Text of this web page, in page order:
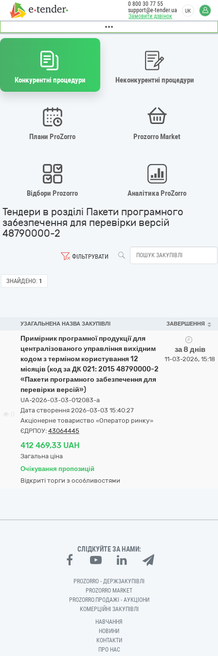
Замовити дзвінок
0 800 30 77 55
support@e-tender.ua
UK
Конкурентні процедури Неконкурентні процедури
Плани ProZorro Prozorro Market
Відбори Prozorro Аналітика ProZorro
Тендери в розділі Пакети програмного
забезпечення для перевірки версій
48790000-2
ФІЛЬТРУВАТИ
ЗНАЙДЕНО: 1
УЗАГАЛЬНЕНА НАЗВА ЗАКУПІВЛІ ЗАВЕРШЕННЯ
Примірник програмної продукції для
централізованого управління вихідним
кодом з терміном користування 12
місяців (код за ДК 021: 2015 48790000-2
«Пакети програмного забезпечення для
перевірки версій»)
UA-2026-03-03-012083-a
Дата створення 2026-03-03 15:40:27
Акціонерне товариство «Оператор ринку»
ЄДРПОУ: 43064445
412 469,33 UAH
Загальна ціна
Очікування пропозицій
Відкриті торги з особливостями
за 8 днів
11-03-2026, 15:18
СЛІДКУЙТЕ ЗА НАМИ:
PROZORRO - ДЕРЖЗАКУПІВЛІ
PROZORRO MARKET
PROZORRO.ПРОДАЖІ - АУКЦІОНИ
КОМЕРЦІЙНІ ЗАКУПІВЛІ
НАВЧАННЯ
НОВИНИ
КОНТАКТИ
ПРО НАС